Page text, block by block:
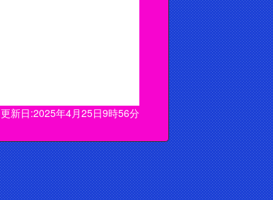
更新日:2025年4月25日9時56分